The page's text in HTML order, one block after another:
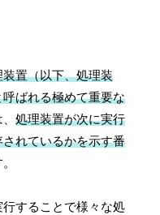
置（以下、処理装
ばれる極めて重要な
、処理装置が次に実行
れているかを示す番
することで様々な処